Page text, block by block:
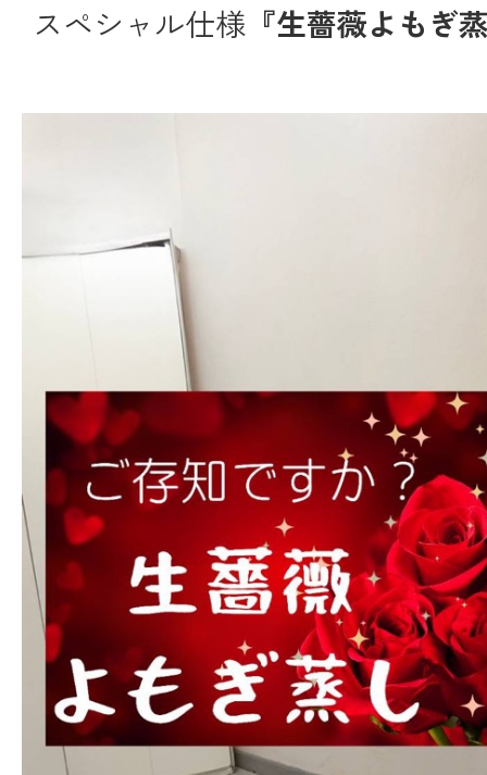
スペシャル仕様 『生薔薇よもぎ